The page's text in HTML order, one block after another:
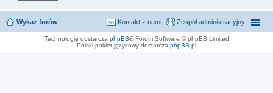
Wykaz forów Zespół administracyjny
Kontakt z nami
Technologię dostarcza phpBB® Forum Software © phpBB Limited
Polski pakiet językowy dostarcza phpBB.pl